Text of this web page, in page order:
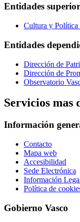
Entidades
Cultura y
Entidades
Dirección de
Dirección de
Observatorio
Servicios mas
Información
Contacto
Mapa web
Accesibilidad
Sede Electrónica
Información
Política de
Gobierno Vasco